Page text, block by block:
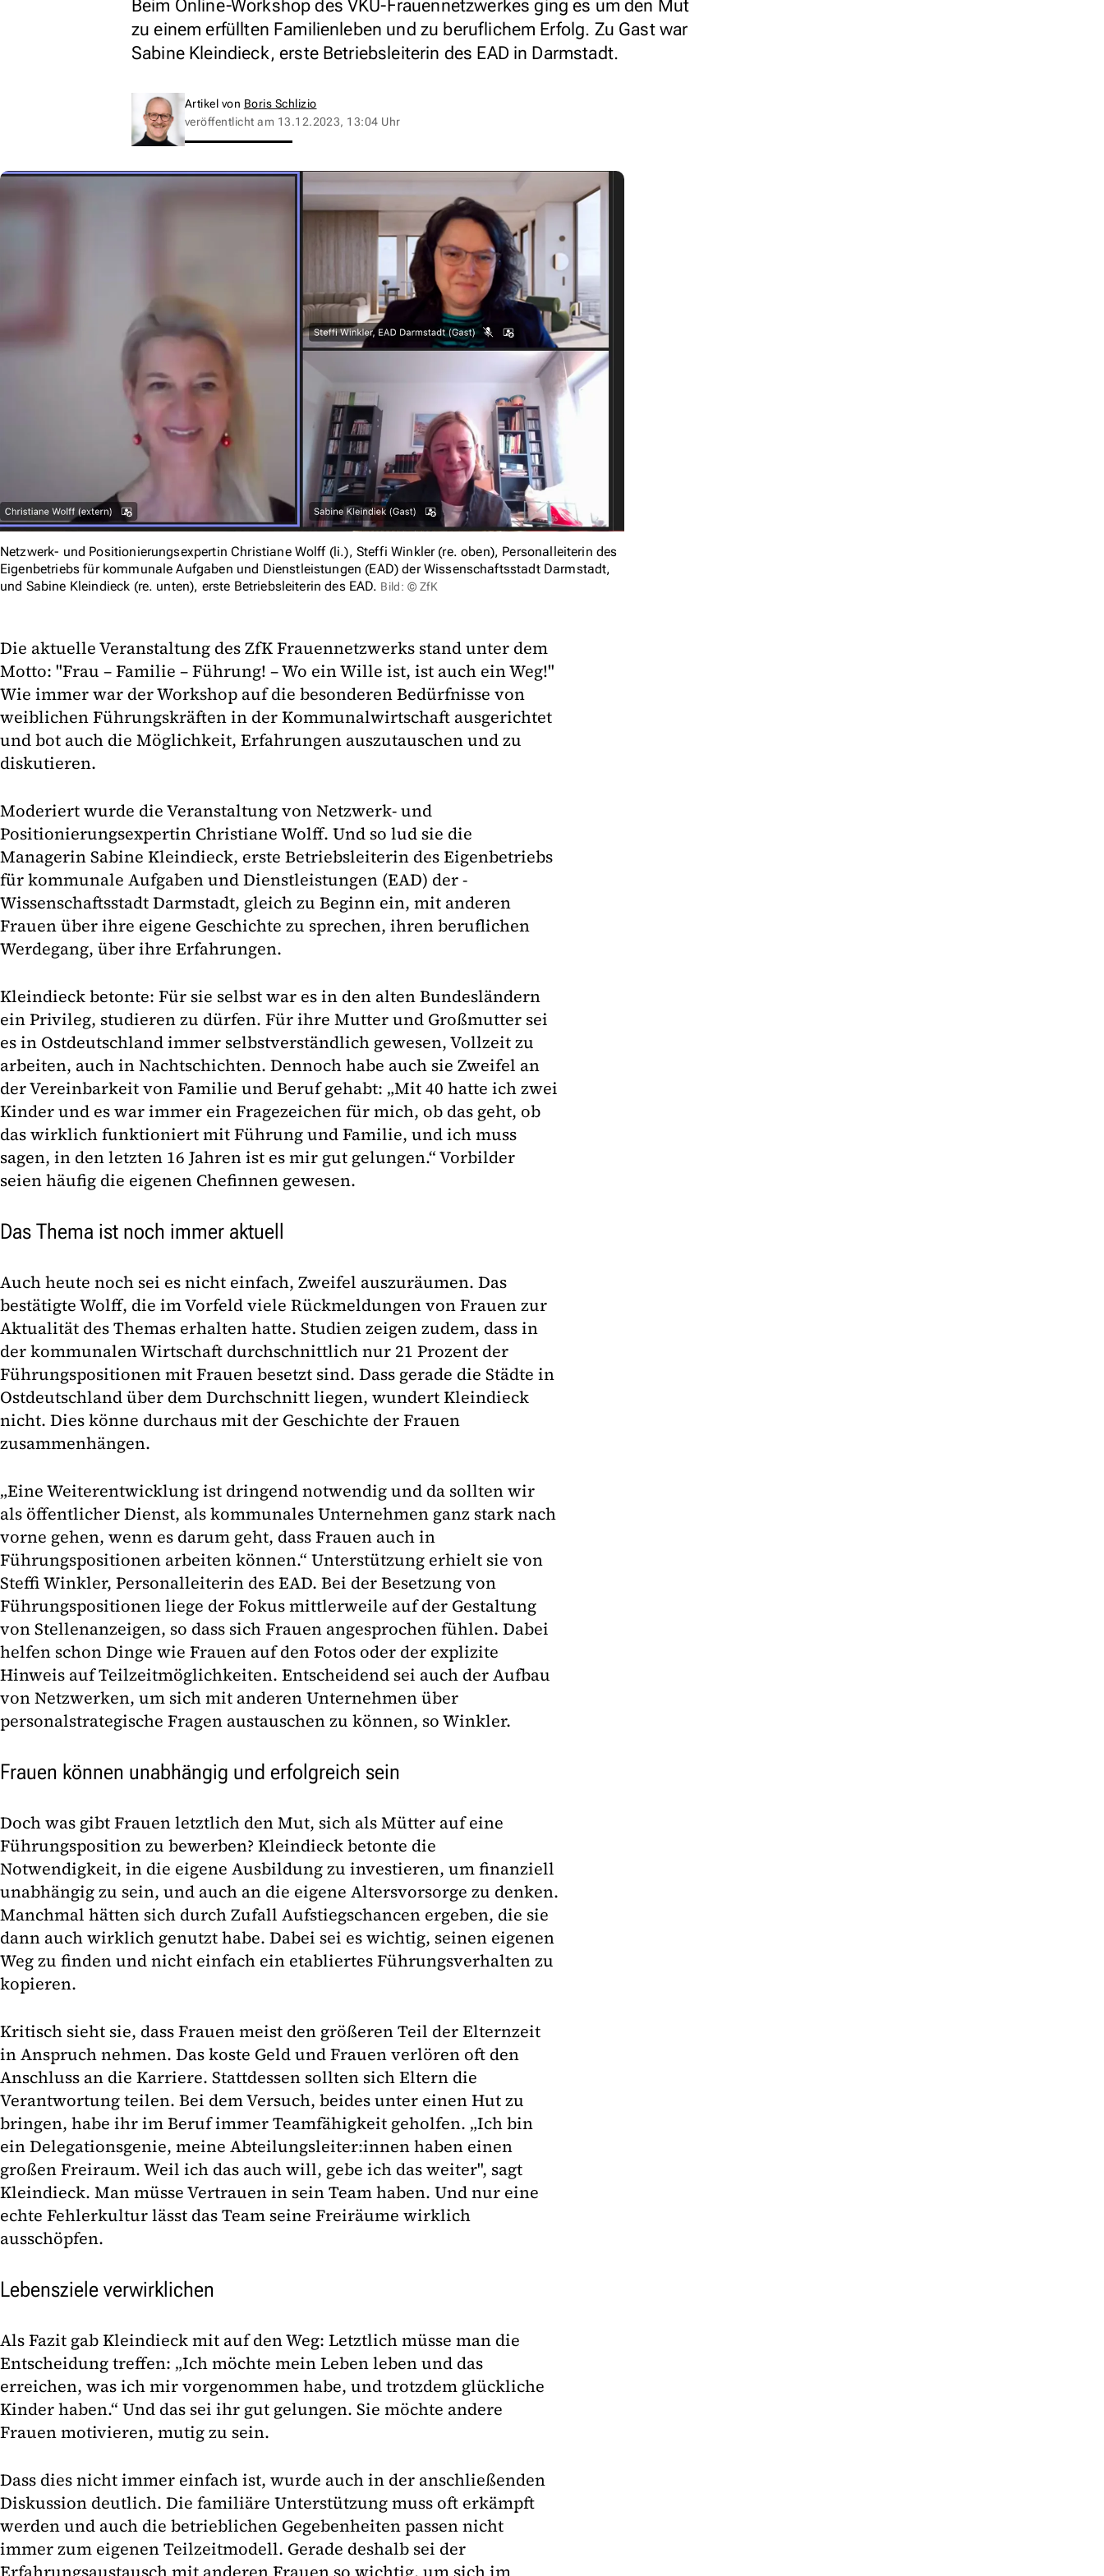
Beim Online-Workshop des VKU-Frauennetzwerkes ging es um den Mut
zu einem erfüllten Familienleben und zu beruflichem Erfolg. Zu Gast war
Sabine Kleindieck, erste Betriebsleiterin des EAD in Darmstadt.
Artikel von Boris Schlizio
veröffentlicht am 13.12.2023, 13:04 Uhr
Netzwerk- und Positionierungsexpertin Christiane Wolff (li.), Steffi Winkler (re. oben), Personalleiterin des
Eigenbetriebs für ­kommunale Aufgaben und Dienstleistungen (EAD) der ­Wissenschaftsstadt Darmstadt,
und Sabine Kleindieck (re. unten), erste Betriebsleiterin des EAD. Bild: © ZfK
Die aktuelle Veranstaltung des ZfK Frauennetzwerks stand unter dem
Motto: "Frau – Familie – Führung! – Wo ein Wille ist, ist auch ein Weg!"
Wie immer war der Workshop auf die besonderen Bedürfnisse von
weiblichen Führungskräften in der Kommunalwirtschaft ausgerichtet
und bot auch die Möglichkeit, Erfahrungen auszutauschen und zu
diskutieren.
Moderiert wurde die Veranstaltung von Netzwerk- und
Positionierungsexpertin Christiane Wolff. Und so lud sie die
Managerin Sabine Kleindieck, erste Betriebsleiterin des Eigenbetriebs
für ­kommunale Aufgaben und Dienstleistungen (EAD) der ­
Wissenschaftsstadt Darmstadt, gleich zu Beginn ein, mit anderen
Frauen über ihre eigene Geschichte zu sprechen, ihren beruflichen
Werdegang, über ihre Erfahrungen.
Kleindieck betonte: Für sie selbst war es in den alten Bundesländern
ein Privileg, studieren zu dürfen. Für ihre Mutter und Großmutter sei
es in Ostdeutschland immer selbstverständlich gewesen, Vollzeit zu
arbeiten, auch in Nachtschichten. Dennoch habe auch sie Zweifel an
der Vereinbarkeit von Familie und Beruf gehabt: „Mit 40 hatte ich zwei
Kinder und es war immer ein Fragezeichen für mich, ob das geht, ob
das wirklich funktioniert mit Führung und Familie, und ich muss
sagen, in den letzten 16 Jahren ist es mir gut gelungen.“ Vorbilder
seien häufig die eigenen Chefinnen gewesen.
Das Thema ist noch immer aktuell
Auch heute noch sei es nicht einfach, Zweifel auszuräumen. Das
bestätigte Wolff, die im Vorfeld viele Rückmeldungen von Frauen zur
Aktualität des Themas erhalten hatte. Studien zeigen zudem, dass in
der kommunalen Wirtschaft durchschnittlich nur 21 Prozent der
Führungspositionen mit Frauen besetzt sind. Dass gerade die Städte in
Ostdeutschland über dem Durchschnitt liegen, wundert Kleindieck
nicht. Dies könne durchaus mit der Geschichte der Frauen
zusammenhängen.
„Eine Weiterentwicklung ist dringend notwendig und da sollten wir
als öffentlicher Dienst, als kommunales Unternehmen ganz stark nach
vorne gehen, wenn es darum geht, dass Frauen auch in
Führungspositionen arbeiten können.“ Unterstützung erhielt sie von
Steffi Winkler, Personalleiterin des EAD. Bei der Besetzung von
Führungspositionen liege der Fokus mittlerweile auf der Gestaltung
von Stellenanzeigen, so dass sich Frauen angesprochen fühlen. Dabei
helfen schon Dinge wie Frauen auf den Fotos oder der explizite
Hinweis auf Teilzeitmöglichkeiten. Entscheidend sei auch der Aufbau
von Netzwerken, um sich mit anderen Unternehmen über
personalstrategische Fragen austauschen zu können, so Winkler.
Frauen können unabhängig und erfolgreich sein
Doch was gibt Frauen letztlich den Mut, sich als Mütter auf eine
Führungsposition zu bewerben? Kleindieck betonte die
Notwendigkeit, in die eigene Ausbildung zu investieren, um finanziell
unabhängig zu sein, und auch an die eigene Altersvorsorge zu denken.
Manchmal hätten sich durch Zufall Aufstiegschancen ergeben, die sie
dann auch wirklich genutzt habe. Dabei sei es wichtig, seinen eigenen
Weg zu finden und nicht einfach ein etabliertes Führungsverhalten zu
kopieren.
Kritisch sieht sie, dass Frauen meist den größeren Teil der Elternzeit
in Anspruch nehmen. Das koste Geld und Frauen verlören oft den
Anschluss an die Karriere. Stattdessen sollten sich Eltern die
Verantwortung teilen. Bei dem Versuch, beides unter einen Hut zu
bringen, habe ihr im Beruf immer Teamfähigkeit geholfen. „Ich bin
ein Delegationsgenie, meine Abteilungsleiter:innen haben einen
großen Freiraum. Weil ich das auch will, gebe ich das weiter", sagt
Kleindieck. Man müsse Vertrauen in sein Team haben. Und nur eine
echte Fehlerkultur lässt das Team seine Freiräume wirklich
ausschöpfen.
Lebensziele verwirklichen
Als Fazit gab Kleindieck mit auf den Weg: Letztlich müsse man die
Entscheidung treffen: „Ich möchte mein Leben leben und das
erreichen, was ich mir vorgenommen habe, und trotzdem glückliche
Kinder haben.“ Und das sei ihr gut gelungen. Sie möchte andere
Frauen motivieren, mutig zu sein.
Dass dies nicht immer einfach ist, wurde auch in der anschließenden
Diskussion deutlich. Die familiäre Unterstützung muss oft erkämpft
werden und auch die betrieblichen Gegebenheiten passen nicht
immer zum eigenen Teilzeitmodell. Gerade deshalb sei der